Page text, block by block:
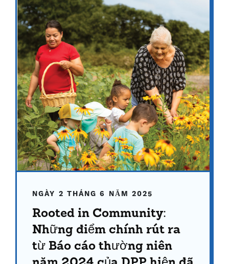
NGÀY 2 THÁNG 6 NĂM 2025
Rooted in Community:
Những điểm chính rút ra
từ Báo cáo thường niên